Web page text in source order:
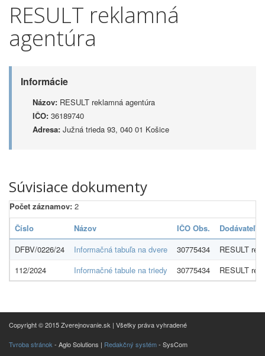
RESULT reklamná
agentúra
Informácie
Názov: RESULT reklamná agentúra
IČO: 36189740
Adresa: Južná trieda 93, 040 01 Košice
Súvisiace dokumenty
Počet záznamov: 2
Číslo
Názov IČO Obs.
Dodávateľ
DFBV/0226/24
Informačná tabuľa na dvere 30775434
RESULT
112/2024
Informačné tabule na triedy 30775434 RESULT
Copyright © 2015 Zverejnovanie.sk | Všetky práva vyhradené
Tvroba stránok - Aglo Solutions | Redakčný systém- SysCom